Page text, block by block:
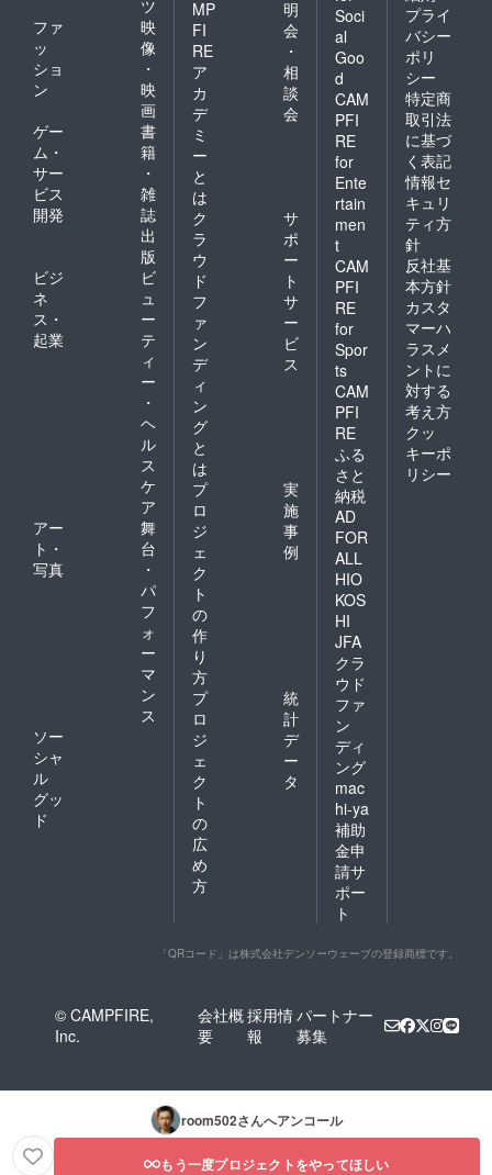
ツ
ファ
ッ
ショ
ン
映
像
・
映
画
ゲー
ム・
サー
ビス
開発
書
籍
・
雑
誌
出
版
ビジ
ネ
ス・
起業
ビ
ュ
ー
テ
ィ
ー
・
ヘ
ル
ス
ケ
ア
アー
ト・
写真
舞
台
・
パ
フ
ォ
ー
マ
ン
ス
ソー
シャ
ル
グッ
ド
MP
FI
RE
ア
カ
デ
ミ
ー
と
は
明
会
・
相
談
会
ク
ラ
ウ
ド
フ
ァ
ン
デ
ィ
ン
グ
と
は
サ
ポ
ー
ト
サ
ー
ビ
ス
プ
ロ
ジ
ェ
ク
ト
の
作
り
方
実
施
事
例
プ
ロ
ジ
ェ
ク
ト
の
広
め
方
統
計
デ
ー
タ
Soci
al
Goo
d
CAM
PFI
RE
for
Ente
rtain
men
t
CAM
PFI
RE
for
Spor
ts
CAM
PFI
RE
ふる
さと
納税
AD
FOR
ALL
HIO
KOS
HI
JFA
クラ
ウド
ファ
ン
ディ
ング
mac
hi-ya
補助
金申
請サ
ポー
ト
プライ
バシー
ポリ
シー
特定商
取引法
に基づ
く表記
情報セ
キュリ
ティ方
針
反社基
本方針
カスタ
マーハ
ラスメ
ントに
対する
考え方
クッ
キーポ
リシー
「QRコード」は株式会社デンソーウェーブの登録商標です。
© CAMPFIRE,
Inc.
会社概
要
採用情
報
パートナー
募集
room502さんへアンコール
もう一度プロジェクトをやってほしい